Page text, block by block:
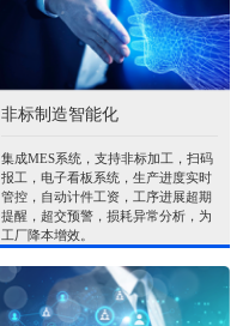
非标制造智能化
集成MES系统，支持非标加工，扫码
报工，电子看板系统，生产进度实时
管控，自动计件工资，工序进展超期
提醒，超交预警，损耗异常分析，为
工厂降本增效。